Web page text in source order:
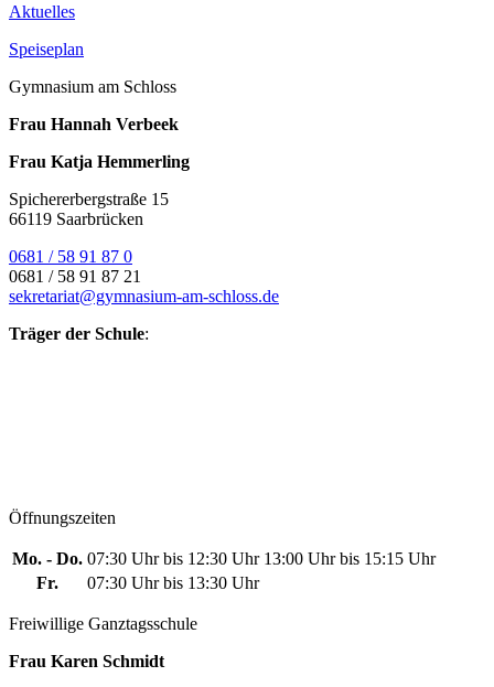
Aktuelles
Speiseplan
Gymnasium am Schloss
Frau Hannah Verbeek
Frau Katja Hemmerling
Spichererbergstraße 15
66119 Saarbrücken
0681 / 58 91 87 0
0681 / 58 91 87 21
sekretariat@gymnasium-am-schloss.de
Träger der Schule:
Öffnungszeiten
Mo. - Do. 07:30 Uhr bis 12:30 Uhr 13:00 Uhr bis 15:15 Uhr
Fr.
07:30 Uhr bis 13:30 Uhr
Freiwillige Ganztagsschule
Frau Karen Schmidt